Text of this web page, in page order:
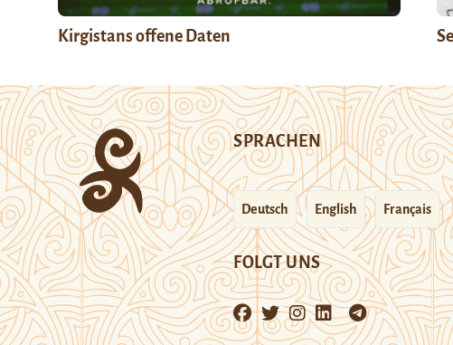
Kirgistans offene Daten
SPRACHEN
Deutsch English Français
FOLGT UNS